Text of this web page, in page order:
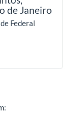
de Janeiro
Federal